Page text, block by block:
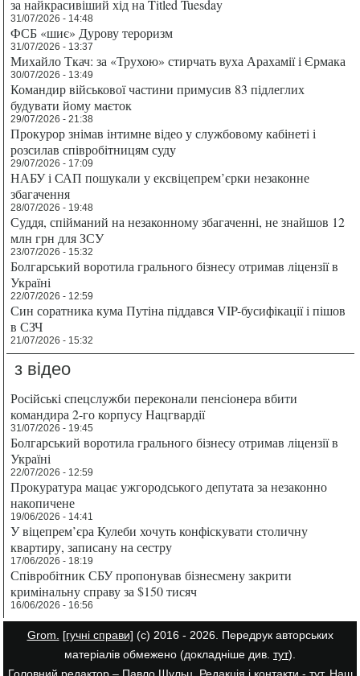
за найкрасивіший хід на Titled Tuesday
31/07/2026 - 14:48
ФСБ «шиє» Дурову тероризм
31/07/2026 - 13:37
Михайло Ткач: за «Трухою» стирчать вуха Арахамії і Єрмака
30/07/2026 - 13:49
Командир військової частини примусив 83 підлеглих
будувати йому маєток
29/07/2026 - 21:38
Прокурор знімав інтимне відео у службовому кабінеті і
розсилав співробітницям суду
29/07/2026 - 17:09
НАБУ і САП пошукали у ексвіцепрем’єрки незаконне
збагачення
28/07/2026 - 19:48
Суддя, спійманий на незаконному збагаченні, не знайшов 12
млн грн для ЗСУ
23/07/2026 - 15:32
Болгарський воротила грального бізнесу отримав ліцензії в
Україні
22/07/2026 - 12:59
Син соратника кума Путіна піддався VIP-бусифікації і пішов
в СЗЧ
21/07/2026 - 15:32
з відео
Російські спецслужби переконали пенсіонера вбити
командира 2-го корпусу Нацгвардії
31/07/2026 - 19:45
Болгарський воротила грального бізнесу отримав ліцензії в
Україні
22/07/2026 - 12:59
Прокуратура мацає ужгородського депутата за незаконно
накопичене
19/06/2026 - 14:41
У віцепрем’єра Кулеби хочуть конфіскувати столичну
квартиру, записану на сестру
17/06/2026 - 18:19
Співробітник СБУ пропонував бізнесмену закрити
кримінальну справу за $150 тисяч
16/06/2026 - 16:56
Grom. [гучні справи] (с) 2016 - 2026. Передрук авторських
матеріалів обмежено (докладніше див. тут).